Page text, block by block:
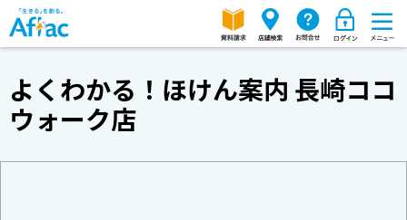
よくわかる！ほけん案内 長崎ココ
ウォーク店